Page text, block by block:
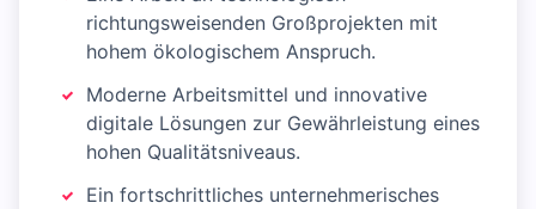
richtungsweisenden Großprojekten mit
hohem ökologischem Anspruch.
Moderne Arbeitsmittel und innovative
digitale Lösungen zur Gewährleistung eines
hohen Qualitätsniveaus.
Ein fortschrittliches unternehmerisches